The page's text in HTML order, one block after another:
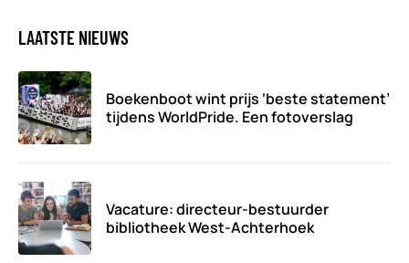
LAATSTE NIEUWS
Boekenboot wint prijs ‘beste statement’
tijdens WorldPride. Een fotoverslag
Vacature: directeur-bestuurder
bibliotheek West-Achterhoek